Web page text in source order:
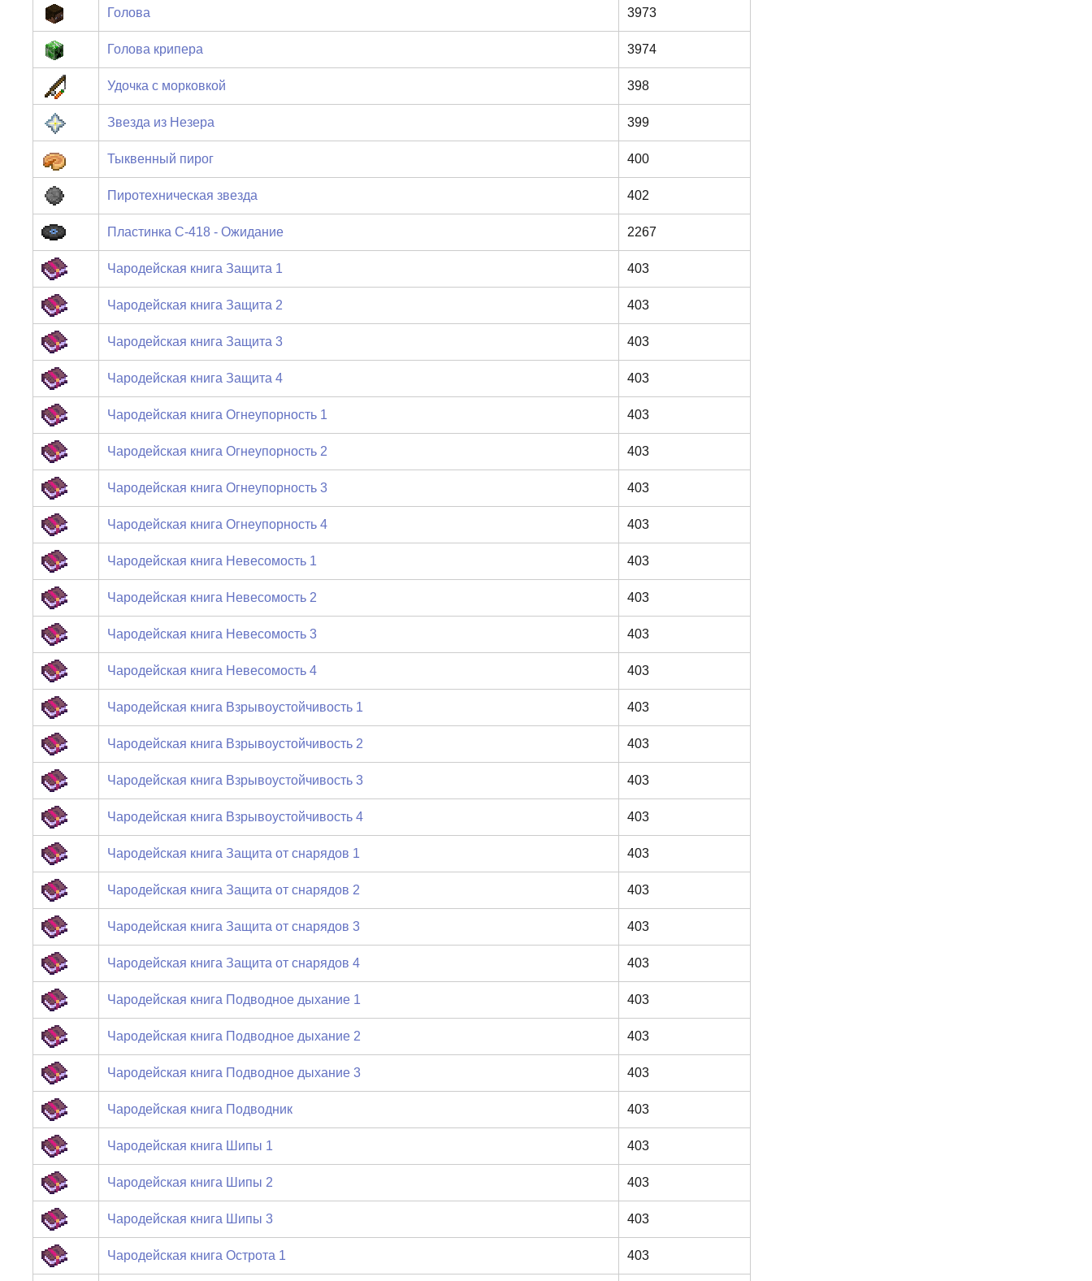
Голова 3973
Голова крипера 3974
Удочка с морковкой 398
Звезда из Незера 399
Тыквенный пирог 400
Пиротехническая звезда 402
Пластинка C-418 - Ожидание 2267
Чародейская книга Защита 1 403
Чародейская книга Защита 2 403
Чародейская книга Защита 3 403
Чародейская книга Защита 4 403
Чародейская книга Огнеупорность 1 403
Чародейская книга Огнеупорность 2 403
Чародейская книга Огнеупорность 3 403
Чародейская книга Огнеупорность 4 403
Чародейская книга Невесомость 1 403
Чародейская книга Невесомость 2 403
Чародейская книга Невесомость 3 403
Чародейская книга Невесомость 4 403
Чародейская книга Взрывоустойчивость 1 403
Чародейская книга Взрывоустойчивость 2 403
Чародейская книга Взрывоустойчивость 3 403
Чародейская книга Взрывоустойчивость 4 403
Чародейская книга Защита от снарядов 1 403
Чародейская книга Защита от снарядов 2 403
Чародейская книга Защита от снарядов 3 403
Чародейская книга Защита от снарядов 4 403
Чародейская книга Подводное дыхание 1 403
Чародейская книга Подводное дыхание 2 403
Чародейская книга Подводное дыхание 3 403
Чародейская книга Подводник 403
Чародейская книга Шипы 1 403
Чародейская книга Шипы 2 403
Чародейская книга Шипы 3 403
Чародейская книга Острота 1 403